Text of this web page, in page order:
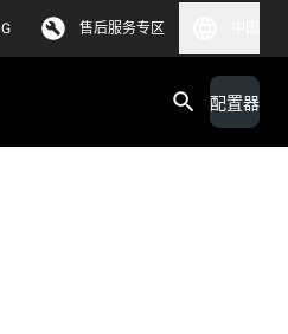
售后服务专区
配置器